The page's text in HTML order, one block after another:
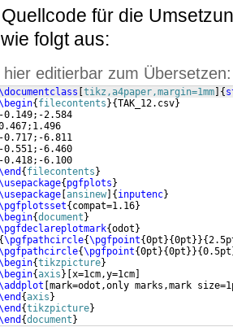
für die
folgt aus:
hier editierbar zum Übersetzen:
tikz,a4paper,margin=1mm {
{ filecontents }{TAK_12.csv}
-0.149;-2.584
-0.717;-6.811
-0.551;-6.460
-0.418;-6.100
{ filecontents }
{ pgfplots }
ansinew { inputenc}
{ compat=1.16}
{document }
{odot }
{\pgfpathcircle{\pgfpoint{0pt }{0pt }}{
{\pgfpoint{0pt }{0pt }}{0.5pt
{tikzpicture}
{axis } x=1cm,y=1cm
mark=odot,only marks,mark
{axis }
{tikzpicture}
{document }